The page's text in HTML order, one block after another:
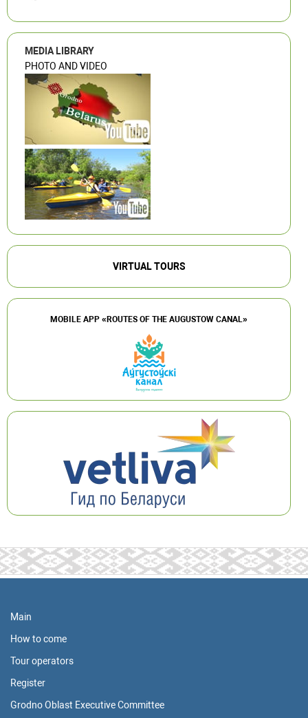
MEDIA LIBRARY
PHOTO AND VIDEO
VIRTUAL TOURS
MOBILE APP «ROUTES OF THE AUGUSTOW CANAL»
Main
How to come
Tour operators
Register
Grodno Oblast Executive Committee